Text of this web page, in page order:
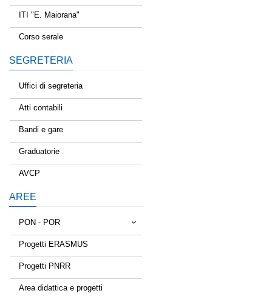
ITI "E. Maiorana"
Corso serale
SEGRETERIA
Uffici di segreteria
Atti contabili
Bandi e gare
Graduatorie
AVCP
AREE
PON - POR
Tessere la rete
Estate a scuola
Scuola d'estate
Progetti ERASMUS
Progetti PNRR
Area didattica e progetti